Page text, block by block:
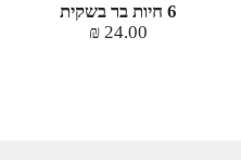
6 חיות בר בשקית
24.00
₪